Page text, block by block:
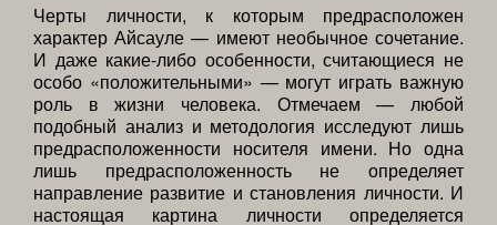
Черты личности, к которым предрасположен
характер Айсауле — имеют необычное сочетание.
И даже какие-либо особенности, считающиеся не
особо «положительными» — могут играть важную
роль в жизни человека. Отмечаем — любой
подобный анализ и методология исследуют лишь
предрасположенности носителя имени. Но одна
лишь предрасположенность не определяет
направление развитие и становления личности. И
настоящая картина личности определяется